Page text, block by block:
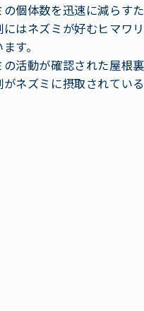
個体数を迅速に減らす
にはネズミが好むヒマワ
す。
活動が確認された屋根
ネズミに摂取されてい